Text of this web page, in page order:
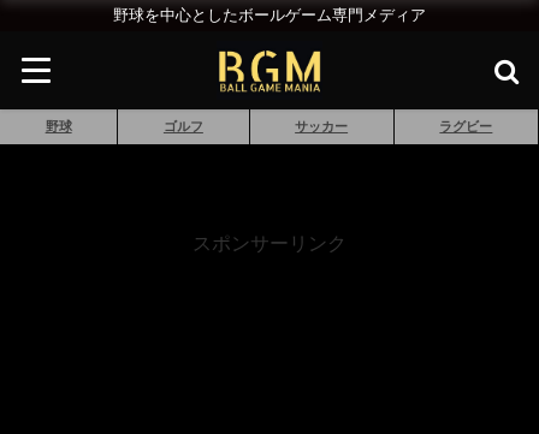
野球を中心としたボールゲーム専門メディア
野球 ゴルフ サッカー ラグビー
スポンサーリンク